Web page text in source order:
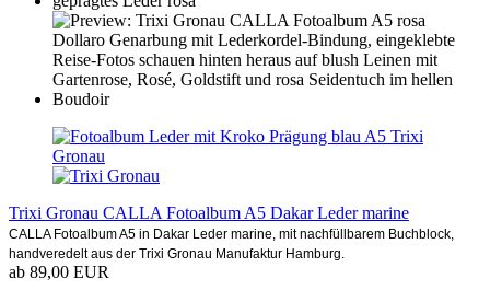
Trixi Gronau CALLA Fotoalbum A5 Dakar Leder marine
CALLA Fotoalbum A5 in Dakar Leder marine, mit nachfüllbarem Buchblock,
handveredelt aus der Trixi Gronau Manufaktur Hamburg.
ab 89,00 EUR